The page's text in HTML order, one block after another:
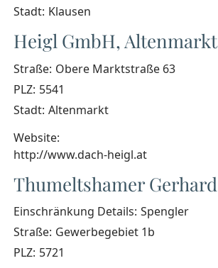
Stadt: Klausen
Heigl GmbH, Altenmarkt
Straße: Obere Marktstraße 63
PLZ: 5541
Stadt: Altenmarkt
Website:
http://www.dach-heigl.at
Thumeltshamer Gerhard
Einschränkung Details: Spengler
Straße: Gewerbegebiet 1b
PLZ: 5721